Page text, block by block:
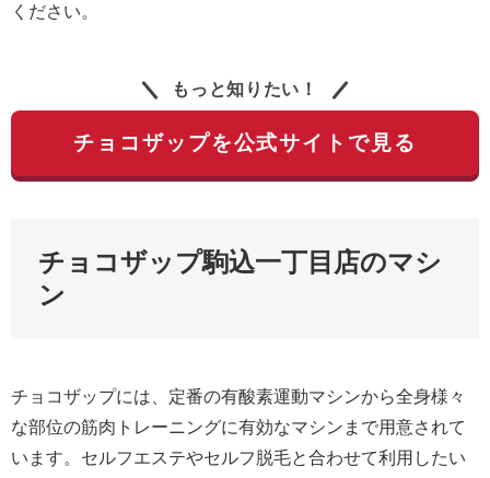
ください。
もっと知りたい！
チョコザップを公式サイトで見る
チョコザップ駒込一丁目店のマシ
ン
チョコザップには、定番の有酸素運動マシンから全身様々
な部位の筋肉トレーニングに有効なマシンまで用意されて
います。セルフエステやセルフ脱毛と合わせて利用したい